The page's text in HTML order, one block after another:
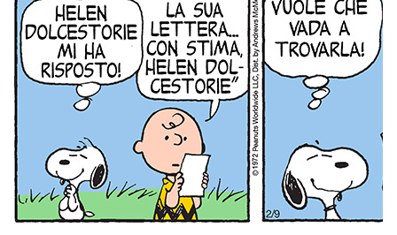
Mondo
Politica
Tecnologia
Internet
Scienza
Cultura
Economia
Sport
Libri
Consumismi
Storie/Idee
Ok Boomer!
Media
Europa
Altrecose
Mondiali calcio 2026